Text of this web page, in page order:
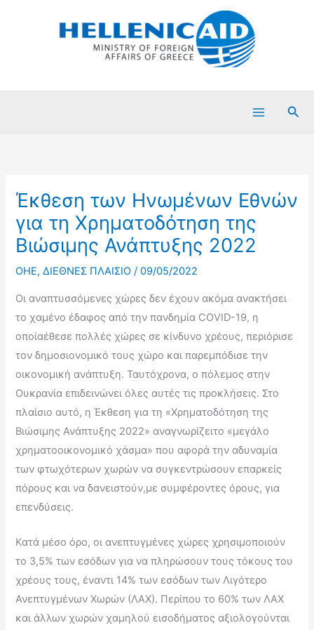
Έκθεση των Ηνωμένων Εθνών
για τη Χρηματοδότηση της
Βιώσιμης Ανάπτυξης 2022
OHE,ΔΙΕΘΝΕΣ ΠΛΑΙΣΙΟ /09/05/2022
Οι αναπτυσσόμενες χώρες δεν έχουν ακόμα ανακτήσει
το χαμένο έδαφος από την πανδημία COVID-19, η
οποίαέθεσε πολλές χώρες σε κίνδυνο χρέους, περιόρισε
τον δημοσιονομικό τους χώρο και παρεμπόδισε την
οικονομική ανάπτυξη. Ταυτόχρονα, ο πόλεμος στην
Ουκρανία επιδεινώνει όλες αυτές τις προκλήσεις. Στο
πλαίσιο αυτό, η Έκθεση για τη «Χρηματοδότηση της
Βιώσιμης Ανάπτυξης 2022» αναγνωρίζειτο «μεγάλο
χρηματοοικονομικό χάσμα» που αφορά την αδυναμία
των φτωχότερων χωρών να συγκεντρώσουν επαρκείς
πόρους και να δανειστούν,με συμφέροντες όρους, για
επενδύσεις.
Κατά μέσο όρο, οι ανεπτυγμένες χώρες χρησιμοποιούν
το 3,5% των εσόδων για να πληρώσουν τους τόκους του
χρέους τους, έναντι 14% των εσόδων των Λιγότερο
Ανεπτυγμένων Χωρών (ΛΑΧ). Περίπου το 60% των ΛΑΧ
και άλλων χωρών χαμηλού εισοδήματος αξιολογούνται